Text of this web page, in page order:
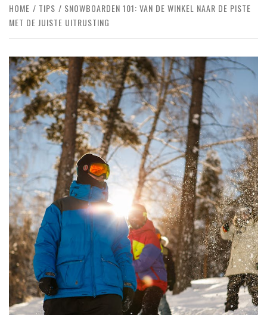
HOME TIPS
SNOWBOARDEN 101: VAN DE WINKEL NAAR DE PISTE
MET DE JUISTE UITRUSTING